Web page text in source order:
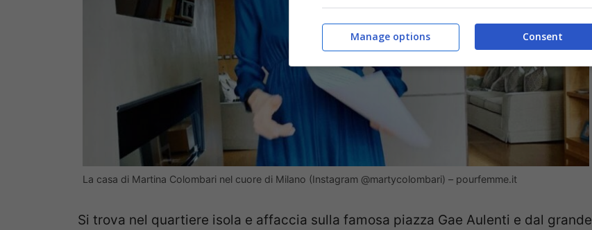
La casa di Martina Colombari nel cuore di Milano (Instagram @martycolombari) – pourfemme.it
Si trova nel quartiere isola e affaccia sulla famosa piazza Gae Aulenti e dal grande
Consent
Manage options